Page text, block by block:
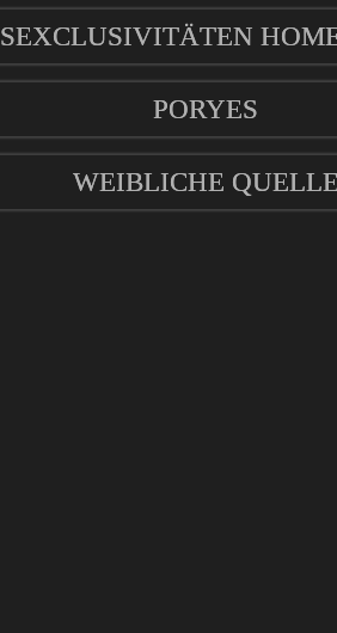
SEXCLUSIVITÄTEN
PORYES
WEIBLICHE